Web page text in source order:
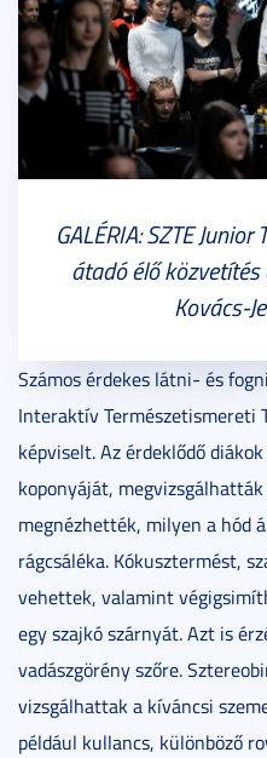
GALÉRIA: SZTE
átadó élő közvetítés
Kovács-
Számos érdekes látni- és
Interaktív Természetismereti
képviselt. Az érdeklődő
koponyáját,
megnézhették, milyen a hód
rágcsáléka. Kókusztermést,
vehettek, valamint
egy szajkó szárnyát. Azt is
vadászgörény szőre.
vizsgálhattak a kíváncsi
például kullancs, különböző